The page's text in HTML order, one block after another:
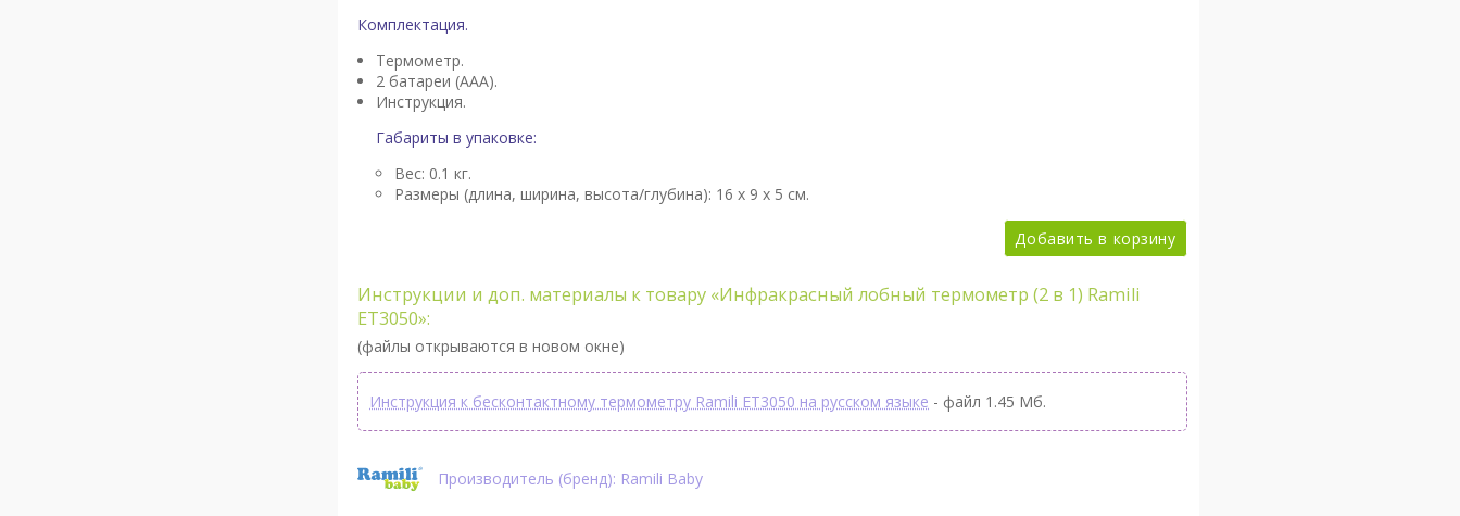
Комплектация.
Термометр.
2 батареи (ААА).
Инструкция.
Габариты в упаковке:
Вес: 0.1 кг.
Размеры (длина, ширина, высота/глубина): 16 x 9 x 5 см.
Добавить в корзину
Инструкции и доп. материалы к товару «Инфракрасный лобный термометр (2 в 1) Ramili
ET3050»:
(файлы открываются в новом окне)
Инструкция к бесконтактному термометру Ramili ET3050 на русском языке - файл 1.45 Мб.
Производитель (бренд): Ramili Baby